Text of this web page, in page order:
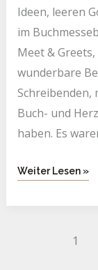
Ideen, leeren
im
Meet &
wunderbare
Schreibenden,
Buch- und
haben. Es
Weiter Lesen »
1